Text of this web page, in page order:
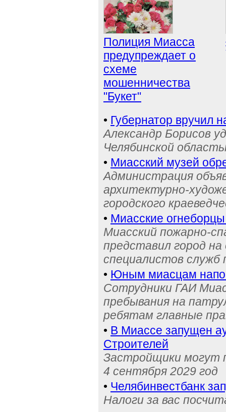
Полиция Миасса
предупреждает о
схеме
мошенничества
"Букет"
• Губернатор вручил
Александр Борисов
Челябинской
• Миасский музей
Администрация
архитектурно-
городского
• Миасские
Миасский пожарно-
представил город
специалистов
• Юным миасцам
Сотрудники ГАИ
пребывания на
ребятам главные
• В Миассе запущен
Строителей
Застройщики могут
4 сентября 2029 год
• Челябинвестбанк
Налоги за вас